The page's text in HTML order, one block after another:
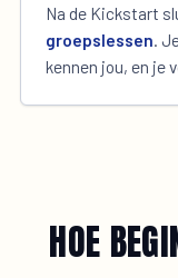
Na de Kickstart
groepslessen.
kennen jou, en je
HOE